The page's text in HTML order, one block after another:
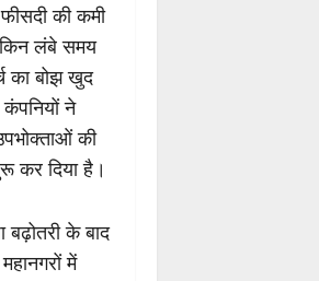
की कमी
लंबे समय
का बोझ खुद
ने
की
कर दिया है।
के बाद
में